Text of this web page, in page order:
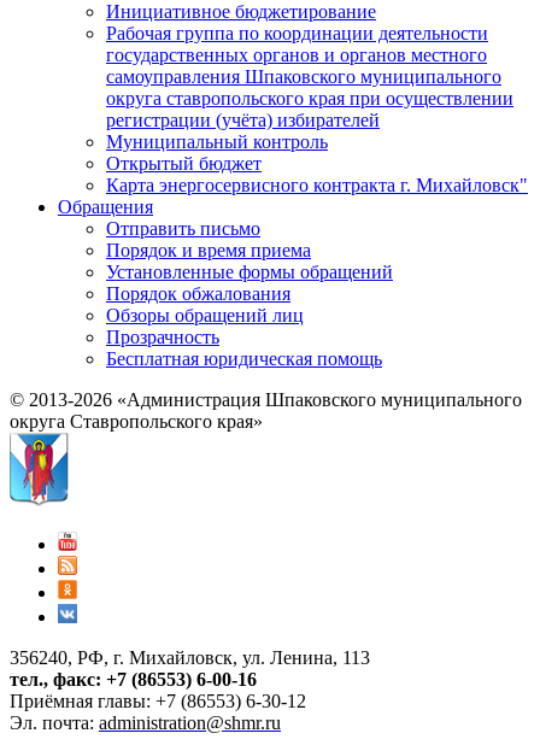
Инициативное бюджетирование
Рабочая группа по координации деятельности
государственных органов и органов местного
самоуправления Шпаковского муниципального
округа ставропольского края при осуществлении
регистрации (учёта) избирателей
Муниципальный контроль
Открытый бюджет
Карта энергосервисного контракта г. Михайловск"
Обращения
Отправить письмо
Порядок и время приема
Установленные формы обращений
Порядок обжалования
Обзоры обращений лиц
Прозрачность
Бесплатная юридическая помощь
© 2013-2026 «Администрация Шпаковского муниципального
округа Ставропольского края»
356240, РФ, г. Михайловск, ул. Ленина, 113
тел., факс: +7 (86553) 6-00-16
Приёмная главы: +7 (86553) 6-30-12
Эл. почта: administration@shmr.ru